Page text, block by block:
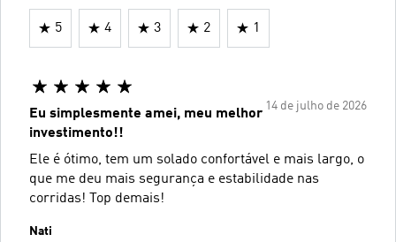
5 4 3 2 1
14 de julho de 2026
Eu simplesmente amei, meu melhor
investimento!!
Ele é ótimo, tem um solado confortável e mais largo, o
que me deu mais segurança e estabilidade nas
corridas! Top demais!
Nati